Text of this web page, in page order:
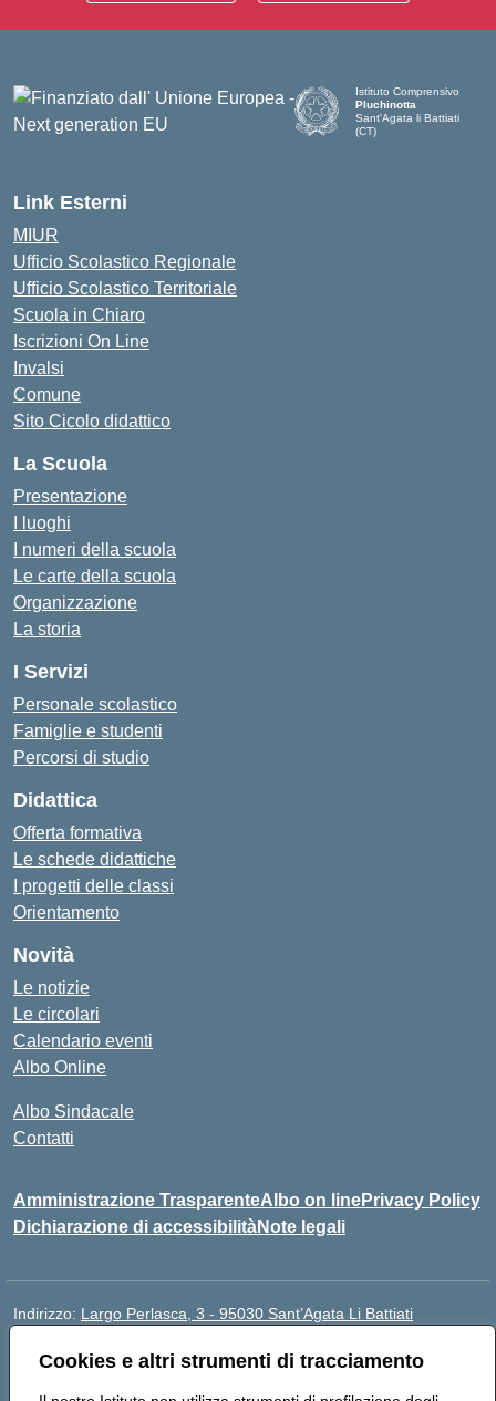
Cookies e altri strumenti di tracciamento
Istituto Comprensivo
Pluchinotta
Sant'Agata li Battiati
(CT)
Link Esterni
MIUR
Ufficio Scolastico Regionale
Ufficio Scolastico Territoriale
Scuola in Chiaro
Iscrizioni On Line
Invalsi
Comune
Sito Cicolo didattico
La Scuola
Presentazione
I luoghi
I numeri della scuola
Le carte della scuola
Organizzazione
La storia
I Servizi
Personale scolastico
Famiglie e studenti
Percorsi di studio
Didattica
Offerta formativa
Le schede didattiche
I progetti delle classi
Orientamento
Novità
Le notizie
Le circolari
Calendario eventi
Albo Online
Albo Sindacale
Contatti
Amministrazione TrasparenteAlbo on linePrivacy Policy
Dichiarazione di accessibilitàNote legali
Indirizzo: Largo Perlasca, 3 - 95030 Sant’Agata Li Battiati
Email:ctic8bl002@istruzione.it